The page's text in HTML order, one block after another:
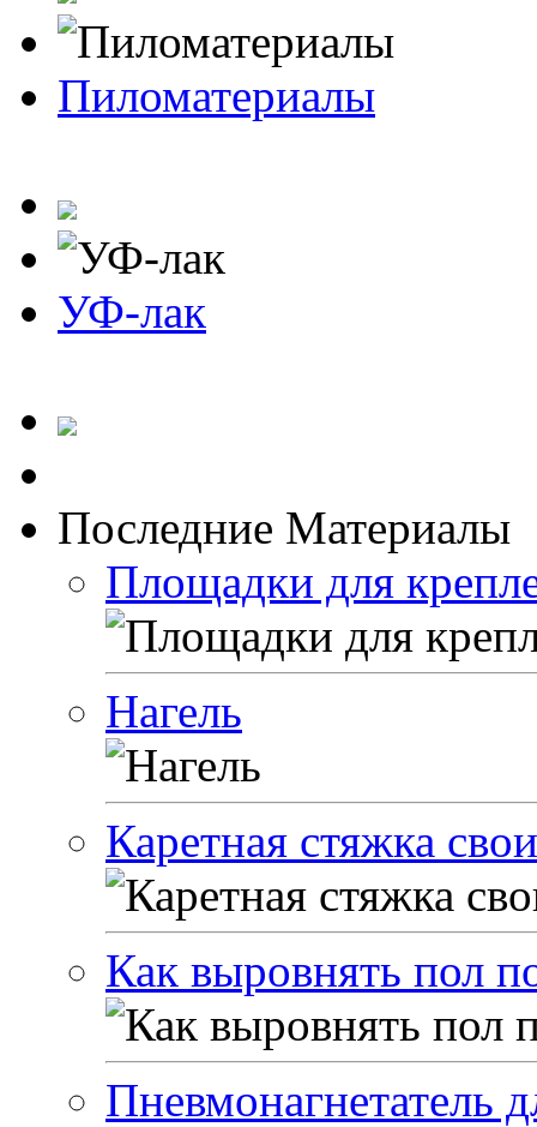
Пиломатериалы
УФ-лак
Последние Материалы
Площадки для
Нагель
Каретная стяжка
Как выровнять пол
Пневмонагнетатель